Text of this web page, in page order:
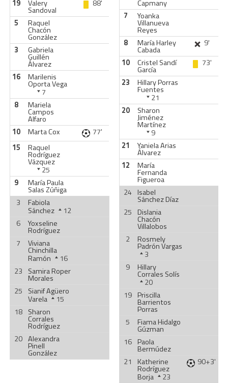
19
Valery
Sandoval
88'
5
Raquel
Chacón
González
3
Gabriela
Guillén
Álvarez
16
Marilenis
Oporta Vega
7
8
Mariela
Campos
Alfaro
10
Marta Cox
77'
15
Raquel
Rodríguez
Vázquez
25
9
María Paula
Salas Zúñiga
3
Fabiola
Sánchez
12
6
Yoxseline
Rodríguez
7
Viviana
Chinchilla
Ramón
16
23 Samira Roper
Morales
25 Sianif Agüero
Varela
15
18 Sharon
Corrales
Rodríguez
20 Alexandra
Pinell
González
Capmany
7
Yoanka
Villanueva
Reyes
8
María Harley
Cabada
9'
10
Cristel Sandí
García
73'
23
Hillary Porras
Fuentes
21
20
Sharon
Jiménez
Martínez
9
21
Yaniela Arias
Álvarez
12
María
Fernanda
Figueroa
24 Isabel
Sánchez Díaz
25 Dislania
Chacón
Villalobos
2
Rosmely
Padrón Vargas
3
9
Hillary
Corrales Solís
20
19 Priscilla
Barrientos
Porras
5
Fiama Hidalgo
Gúzman
16 Paola
Bermúdez
21 Katherine
Rodríguez
Borja 23
90+3'